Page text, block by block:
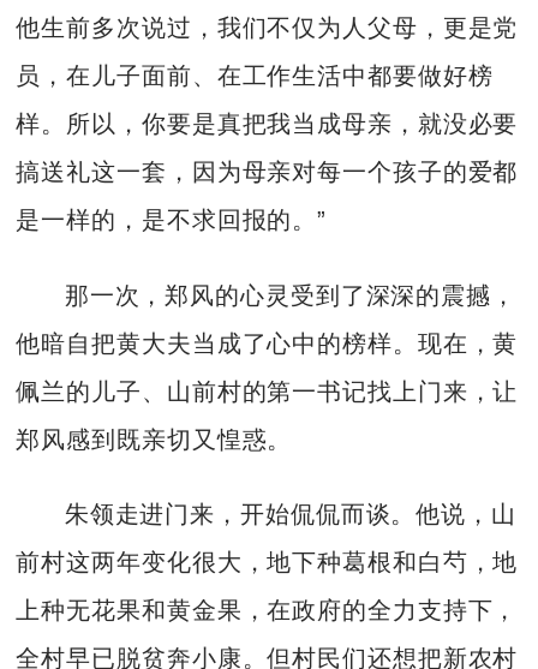
他生前多次说过，我们不仅为人父母，更是党
员，在儿子面前、在工作生活中都要做好榜
样。所以，你要是真把我当成母亲，就没必要
搞送礼这一套，因为母亲对每一个孩子的爱都
是一样的，是不求回报的。”
那一次，郑风的心灵受到了深深的震撼，
他暗自把黄大夫当成了心中的榜样。现在，黄
佩兰的儿子、山前村的第一书记找上门来，让
郑风感到既亲切又惶惑。
朱领走进门来，开始侃侃而谈。他说，山
前村这两年变化很大，地下种葛根和白芍，地
上种无花果和黄金果，在政府的全力支持下，
全村早已脱贫奔小康。但村民们还想把新农村